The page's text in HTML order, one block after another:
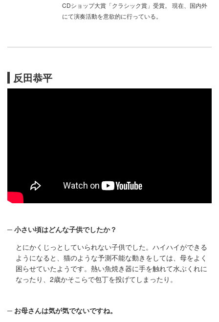
CDショップ大賞「クラシック賞」受賞。 現在、国内外
にて演奏活動を意欲的に行っている。
反田恭平
小さい頃はどんな子供でしたか？
とにかくじっとしていられない子供でした。ハイハイができる
ようになると、猫のような予測不能な動きをしては、母をよく
困らせていたようです。熱い魚焼き器に手を触れて水ぶくれに
なったり、2歳かそこらで包丁を投げてしまったり。
お母さんは気が気でないですね。